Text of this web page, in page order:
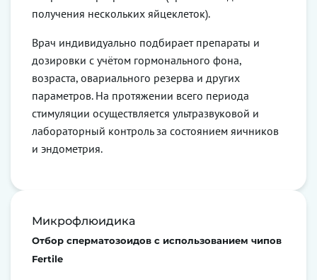
получения нескольких яйцеклеток).
Врач индивидуально подбирает препараты и
дозировки с учётом гормонального фона,
возраста, овариального резерва и других
параметров. На протяжении всего периода
стимуляции осуществляется ультразвуковой и
лабораторный контроль за состоянием яичников
и эндометрия.
Микрофлюидика
Отбор сперматозоидов с использованием чипов
Fertile